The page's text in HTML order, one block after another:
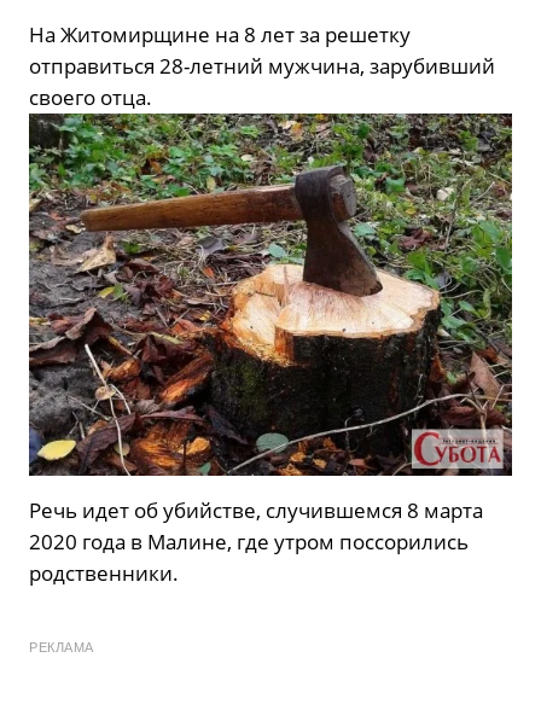
На Житомирщине на 8 лет за решетку
отправиться 28-летний мужчина, зарубивший
своего отца.
Речь идет об убийстве, случившемся 8 марта
2020 года в Малине, где утром поссорились
родственники.
РЕКЛАМА